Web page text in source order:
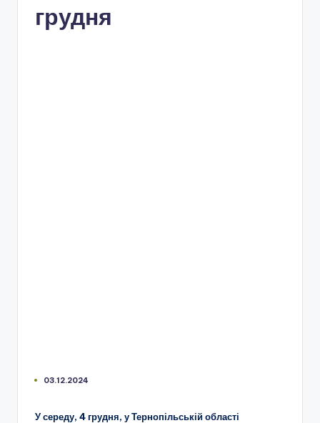
грудня
03.12.2024
У середу, 4 грудня, у Тернопільській області